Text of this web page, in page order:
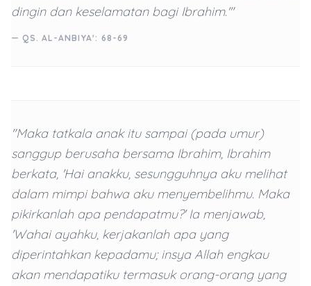
dingin dan keselamatan bagi Ibrahim.'"
— QS. AL-ANBIYA': 68-69
"Maka tatkala anak itu sampai (pada umur)
sanggup berusaha bersama Ibrahim, Ibrahim
berkata, 'Hai anakku, sesungguhnya aku melihat
dalam mimpi bahwa aku menyembelihmu. Maka
pikirkanlah apa pendapatmu?' Ia menjawab,
'Wahai ayahku, kerjakanlah apa yang
diperintahkan kepadamu; insya Allah engkau
akan mendapatiku termasuk orang-orang yang